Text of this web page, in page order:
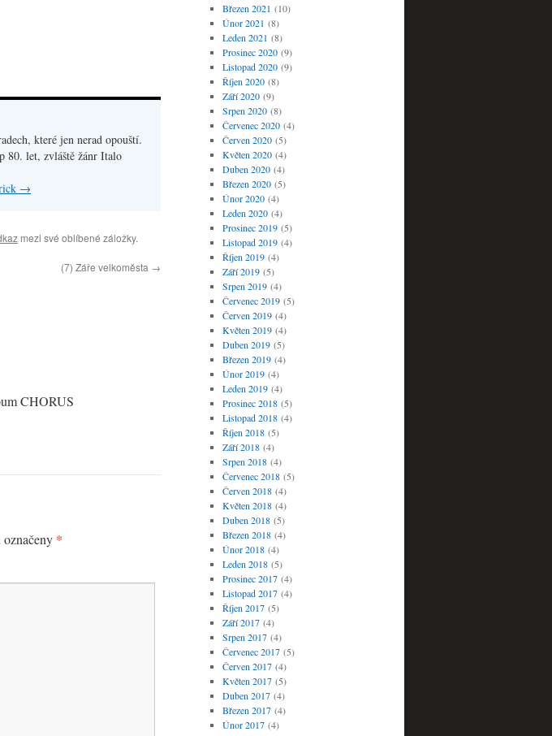
které jen nerad opouští.
80. let, zvláště žánr Italo
→
mezi své oblíbené záložky.
(7) Záře velkoměsta →
CHORUS
*
Březen 2021 (10)
Únor 2021 (8)
Leden 2021 (8)
Prosinec 2020(9)
Listopad 2020(9)
Říjen 2020(8)
Září 2020(9)
Srpen 2020(8)
Červenec 2020(4)
Červen 2020(5)
Květen 2020(4)
Duben 2020(4)
Březen 2020(5)
Únor 2020(4)
Leden 2020(4)
Prosinec 2019(5)
Listopad 2019(4)
Říjen 2019(4)
Září 2019(5)
Srpen 2019(4)
Červenec 2019(5)
Červen 2019(4)
Květen 2019(4)
Duben 2019(5)
Březen 2019(4)
Únor 2019(4)
Leden 2019(4)
Prosinec 2018(5)
Listopad 2018(4)
Říjen 2018(5)
Září 2018(4)
Srpen 2018(4)
Červenec 2018(5)
Červen 2018(4)
Květen 2018(4)
Duben 2018(5)
Březen 2018(4)
Únor 2018(4)
Leden 2018(5)
Prosinec 2017(4)
Listopad 2017(4)
Říjen 2017(5)
Září 2017(4)
Srpen 2017(4)
Červenec 2017(5)
Červen 2017(4)
Květen 2017(5)
Duben 2017(4)
Březen 2017(4)
Únor 2017(4)